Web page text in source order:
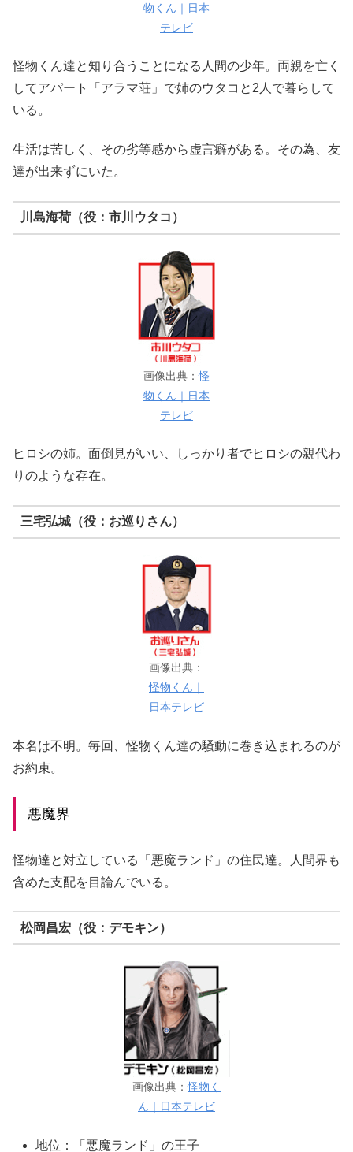
物くん｜日本
テレビ
怪物くん達と知り合うことになる人間の少年。両親を亡く
してアパート「アラマ荘」で姉のウタコと2人で暮らして
いる。
生活は苦しく、その劣等感から虚言癖がある。その為、友
達が出来ずにいた。
川島海荷（役：市川ウタコ）
画像出典：怪
物くん｜日本
テレビ
ヒロシの姉。面倒見がいい、しっかり者でヒロシの親代わ
りのような存在。
三宅弘城（役：お巡りさん）
画像出典：
怪物くん｜
日本テレビ
本名は不明。毎回、怪物くん達の騒動に巻き込まれるのが
お約束。
悪魔界
怪物達と対立している「悪魔ランド」の住民達。人間界も
含めた支配を目論んでいる。
松岡昌宏（役：デモキン）
画像出典：怪物く
ん｜日本テレビ
地位：「悪魔ランド」の王子